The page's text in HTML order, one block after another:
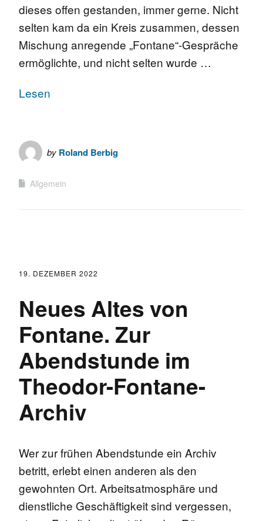
dieses offen gestanden, immer gerne. Nicht
selten kam da ein Kreis zusammen, dessen
Mischung anregende „Fontane“-Gespräche
ermöglichte, und nicht selten wurde …
Lesen
by Roland Berbig
Allgemein
19. DEZEMBER 2022
Neues Altes von
Fontane. Zur
Abendstunde im
Theodor-Fontane-
Archiv
Wer zur frühen Abendstunde ein Archiv
betritt, erlebt einen anderen als den
gewohnten Ort. Arbeitsatmosphäre und
dienstliche Geschäftigkeit sind vergessen,